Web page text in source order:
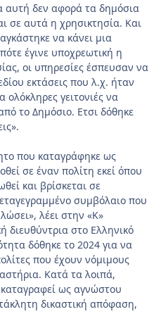
αυτή δεν αφορά τα δημόσια
σε αυτά η χρησικτησία. Και
να κάνει μια
έγινε υποχρεωτική η
οι υπηρεσίες έσπευσαν να
εκτάσεις που λ.χ. ήταν
γειτονιές να
το Δημόσιο. Ετσι δόθηκε
που καταγράφηκε ως
σε έναν πολίτη εκεί όπου
και βρίσκεται σε
συμβόλαιο που
λέει στην «Κ»
διευθύντρια στο Ελληνικό
δόθηκε το 2024 για να
που έχουν νόμιμους
Κατά τα λοιπά,
ως αγνώστου
δικαστική απόφαση,